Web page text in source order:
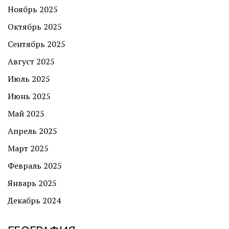
Ноябрь 2025
Октябрь 2025
Сентябрь 2025
Август 2025
Июль 2025
Июнь 2025
Май 2025
Апрель 2025
Март 2025
Февраль 2025
Январь 2025
Декабрь 2024